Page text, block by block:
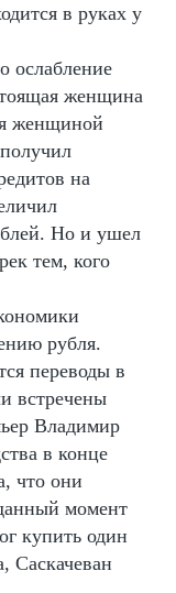
в руках у
ослабление
женщина
женщиной
на
Но и ушел
тем, кого
рубля.
переводы в
встречены
Владимир
в конце
что они
момент
купить один
Саскачеван